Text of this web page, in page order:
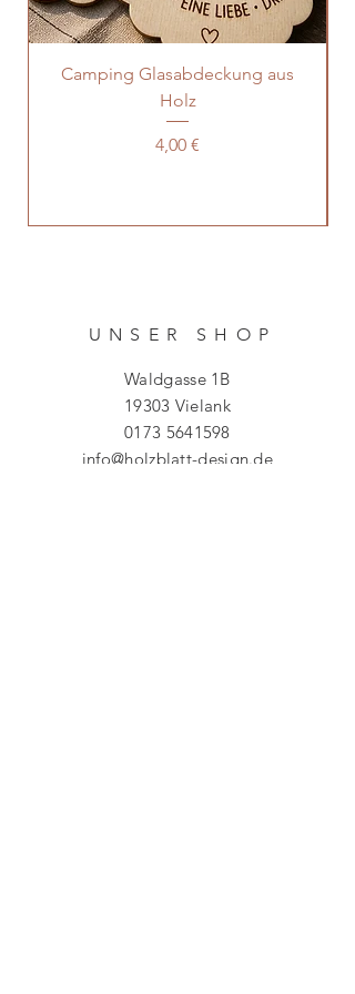
Camping Glasabdeckung aus
Holz
Preis
4,00 €
UNSER SHO P
Waldgasse 1B
19303 Vielank
0173 5641598
info@holzblatt-design.de